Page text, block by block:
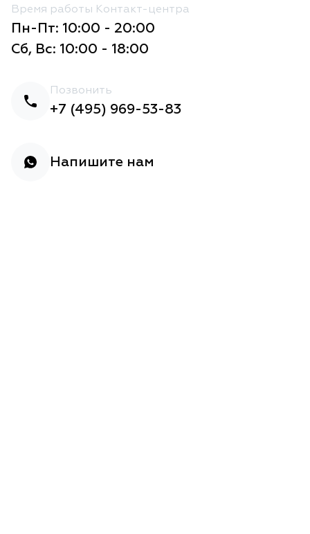
Время работы Контакт-центра
Пн-Пт: 10:00 - 20:00
Сб, Вс: 10:00 - 18:00
Позвонить
+7 (495) 969-53-83
Напишите нам